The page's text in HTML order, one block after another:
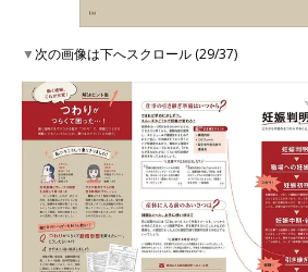
▼次の画像は下へスクロール (29/37)